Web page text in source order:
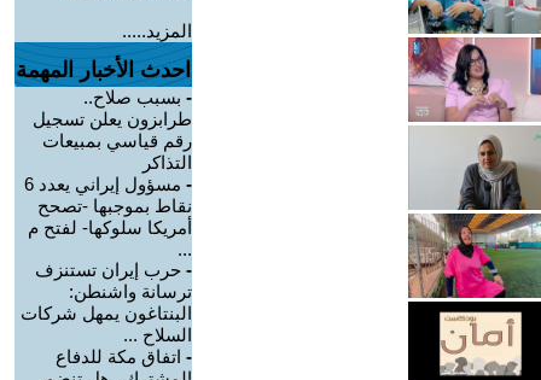
المزيد.....
احدث الأخبار المهمة
- بسبب صلاح..
طرابزون يعلن تسجيل
رقم قياسي بمبيعات
التذاكر
-
مسؤول إيراني يعدد 6
نقاط بموجبها -تصحح
أمريكا سلوكها- لفتح م
...
- حرب إيران تستنزف
ترسانة واشنطن:
البنتاغون يمهل شركات
السلاح ...
- اتفاق مكة للدفاع